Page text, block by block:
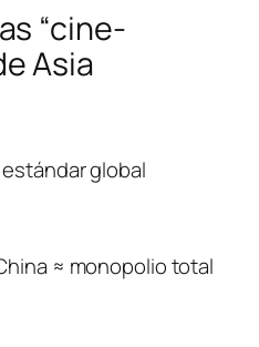
“cine-
Asia
global
≈ monopolio total